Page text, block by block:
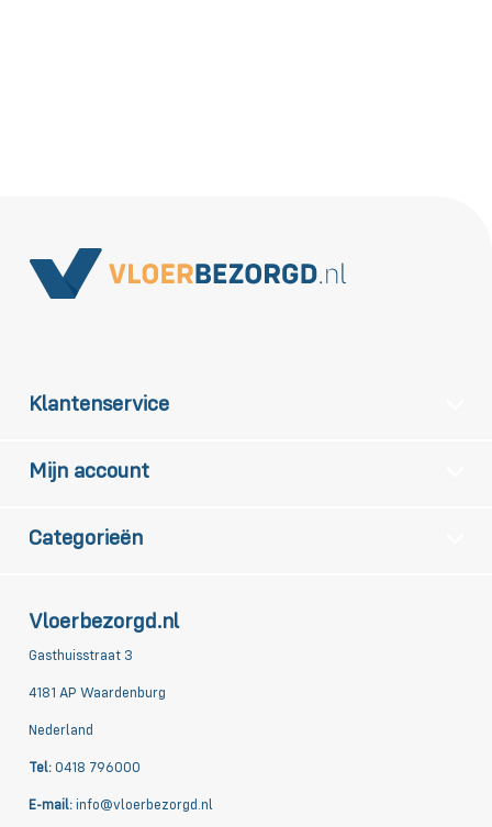
Vloerbezorgd.nl
Gasthuisstraat 3
4181 AP Waardenburg
Nederland
Tel: 0418 796000
E-mail: info@vloerbezorgd.nl
Klantenservice
Mijn account
Categorieën